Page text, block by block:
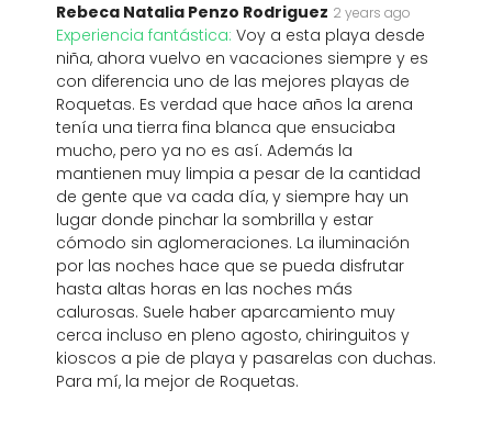
Rebeca Natalia Penzo Rodriguez 2 years ago
Experiencia fantástica: Voy a esta playa desde
niña, ahora vuelvo en vacaciones siempre y es
con diferencia uno de las mejores playas de
Roquetas. Es verdad que hace años la arena
tenía una tierra fina blanca que ensuciaba
mucho, pero ya no es así. Además la
mantienen muy limpia a pesar de la cantidad
de gente que va cada día, y siempre hay un
lugar donde pinchar la sombrilla y estar
cómodo sin aglomeraciones. La iluminación
por las noches hace que se pueda disfrutar
hasta altas horas en las noches más
calurosas. Suele haber aparcamiento muy
cerca incluso en pleno agosto, chiringuitos y
kioscos a pie de playa y pasarelas con duchas.
Para mí, la mejor de Roquetas.